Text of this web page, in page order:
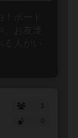
ボード
、お友達
人がい
1